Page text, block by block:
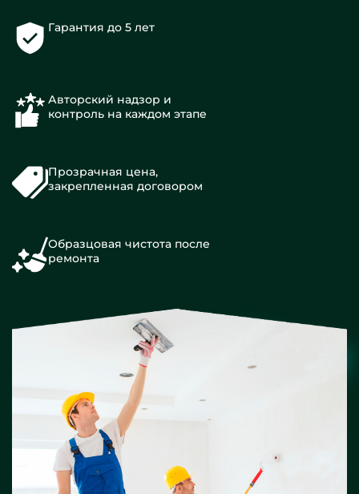
Гарантия до 5 лет
Авторский надзор и
контроль на каждом этапе
Прозрачная цена,
закрепленная договором
Образцовая чистота после
ремонта